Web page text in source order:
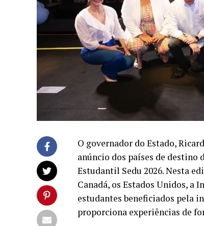
O governador do Estado,
anúncio dos países de destino
Estudantil Sedu 2026. Nesta
Canadá, os Estados Unidos, a
estudantes beneficiados pela
proporciona experiências de